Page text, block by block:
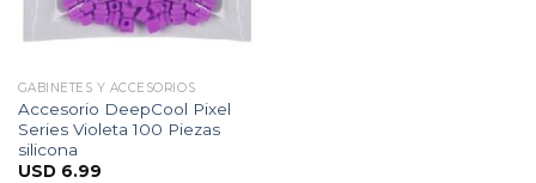
GABINETES Y ACCESORIOS
Accesorio DeepCool Pixel
Series Violeta 100 Piezas
silicona
USD 6.99